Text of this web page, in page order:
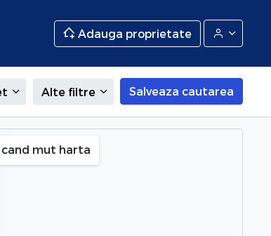
Adauga proprietate
Alte filtre Salveaza cautarea
1918), Bucuresti
cand mut harta